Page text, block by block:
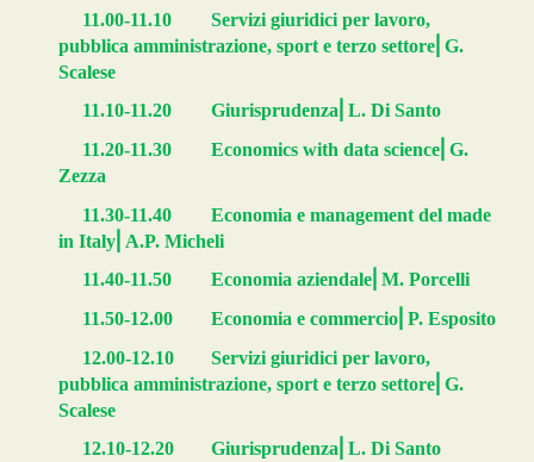
11.00-11.10
Servizi giuridici per lavoro,
pubblica amministrazione, sport e terzo settore ⎜G.
Scalese
11.10-11.20
Giurisprudenza ⎜L. Di Santo
11.20-11.30
Economics with data science ⎜G.
Zezza
11.30-11.40
Economia e management del made
in Italy A.P. Micheli
11.40-11.50
Economia aziendale ⎜M. Porcelli
11.50-12.00
Economia e commercio ⎜P. Esposito
12.00-12.10
Servizi giuridici per lavoro,
pubblica amministrazione, sport e terzo settore ⎜G.
Scalese
12.10-12.20
Giurisprudenza ⎜L. Di Santo